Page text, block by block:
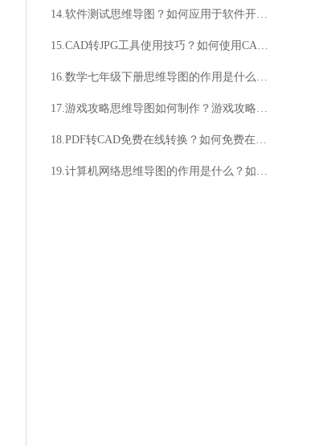
14.软件测试思维导图？如何应用于软件开发过程中？
15.CAD转JPG工具使用技巧？如何使用CAD转JPG工具？
16.数学七年级下册思维导图的作用是什么？数学七年级下册思维导图如何制作？
17.游戏攻略思维导图如何制作？游戏攻略思维导图有哪些实用技巧？
18.PDF转CAD免费在线转换？如何免费在线将PDF转为CAD？
19.计算机网络思维导图的作用是什么？如何制作计算机网络思维导图？